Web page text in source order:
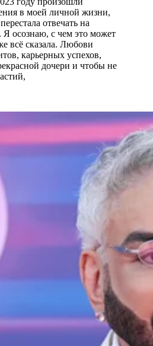
в моей личной жизни,
отвечать на
осознаю, с чем это может
всё сказала. Любови
карьерных успехов,
дочери и чтобы не